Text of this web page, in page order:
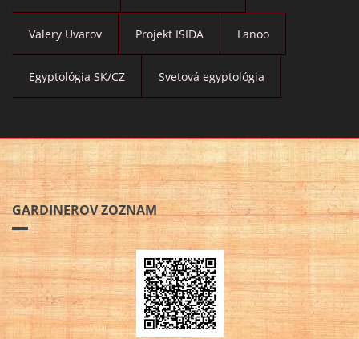
Valery Uvarov Projekt ISIDA Lanoo
Egyptológia SK/CZ Svetová egyptológia
GARDINEROV ZOZNAM